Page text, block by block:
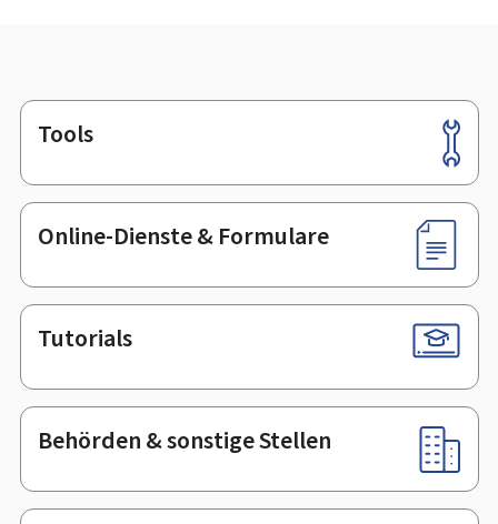
Footer
Tools
Online-Dienste & Formulare
Tutorials
Behörden & sonstige Stellen